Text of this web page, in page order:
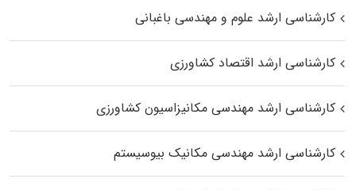
کارشناسی ارشد علوم و مهندسی باغبانی
کارشناسی ارشد اقتصاد کشاورزی
کارشناسی ارشد مهندسی مکانیزاسیون کشاورزی
کارشناسی ارشد مهندسی مکانیک بیوسیستم